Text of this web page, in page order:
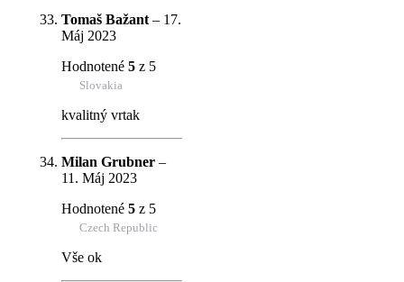
Tomaš Bažant – 17.
Máj 2023
Hodnotené 5 z 5
Slovakia
kvalitný vrtak
Milan Grubner –
11. Máj 2023
Hodnotené 5 z 5
Czech Republic
Vše ok